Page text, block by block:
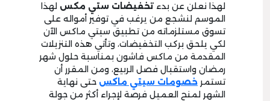
لهذا نعلن عن بدء تخفيضات ستي مكس لهذا
الموسم لنشجع من يرغب في توفير أمواله على
تسوق مستلزماته من تطبيق سيتي ماكس الآن
لكي يلحق بركب التخفيضات، وتأتي هذه التنزيلات
المقدمة من ماكس فاشون بمناسبة حلول شهر
رمضان واستقبال فصل الربيع، ومن المقرر أن
تستمر خصومات سيتي ماكس حتى نهاية
الشهر لمنح العميل فرصة لإجراء أكثر من جولة